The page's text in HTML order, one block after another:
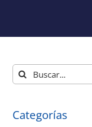
Buscar:
Categorías